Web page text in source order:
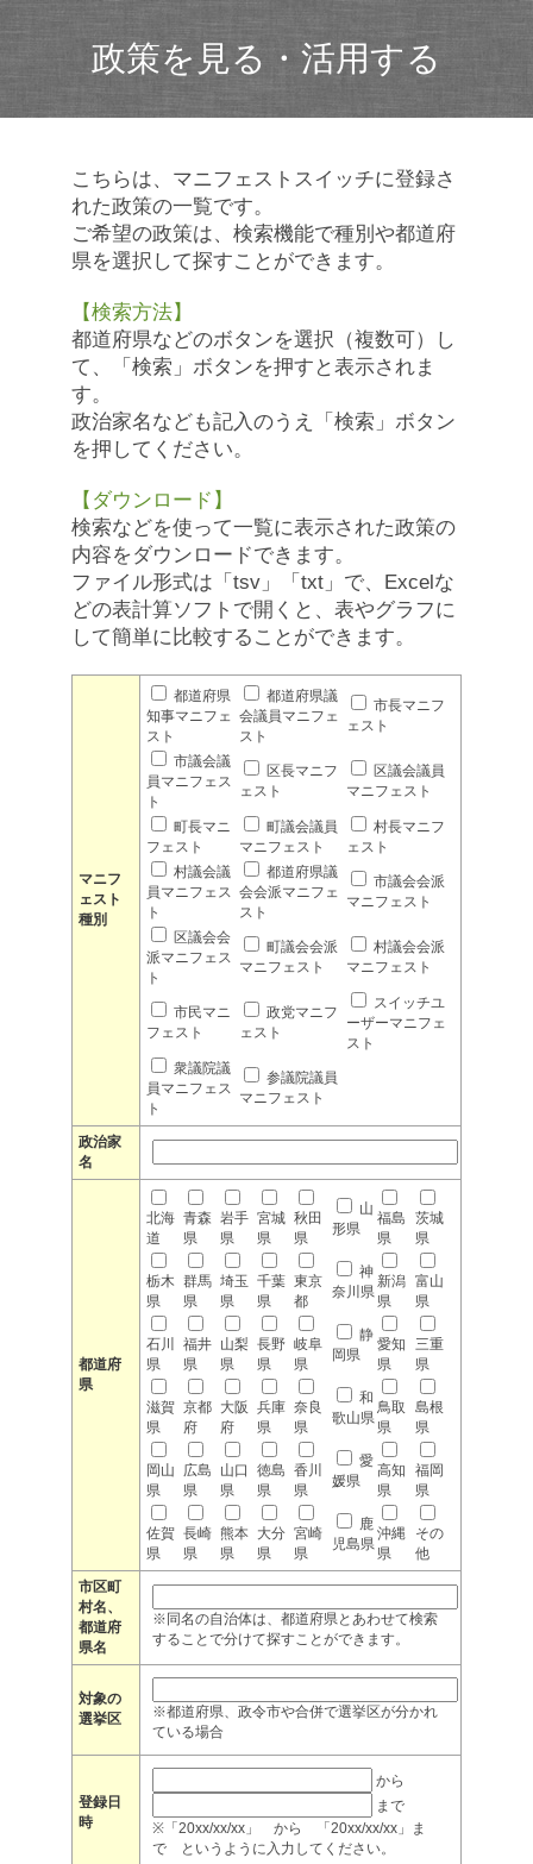
政策を見る・活用する
こちらは、マニフェストスイッチに登録さ
れた政策の一覧です。
ご希望の政策は、検索機能で種別や都道府
県を選択して探すことができます。
【検索方法】
都道府県などのボタンを選択（複数可）し
て、「検索」ボタンを押すと表示されま
す。
政治家名なども記入のうえ「検索」ボタン
を押してください。
【ダウンロード】
検索などを使って一覧に表示された政策の
内容をダウンロードできます。
ファイル形式は「tsv」「txt」で、Excelな
どの表計算ソフトで開くと、表やグラフに
して簡単に比較することができます。
マニフ
ェスト
種別
都道府県
知事マニフェ
スト
都道府県議
会議員マニフェ
スト
市長マニフ
ェスト
市議会議
員マニフェス
ト
区長マニフ
ェスト
区議会議員
マニフェスト
町長マニ
フェスト
町議会議員
マニフェスト
村長マニフ
ェスト
村議会議
員マニフェス
ト
都道府県議
会会派マニフェ
スト
市議会会派
マニフェスト
区議会会
派マニフェス
ト
町議会会派
マニフェスト
村議会会派
マニフェスト
市民マニ
フェスト
政党マニフ
ェスト
スイッチユ
ーザーマニフェ
スト
衆議院議
員マニフェス
ト
参議院議員
マニフェスト
政治家
名
都道府
県
北海
道
青森
県
岩手
県
宮城
県
秋田
県
山
形県
福島
県
茨城
県
栃木
県
群馬
県
埼玉
県
千葉
県
東京
都
神
奈川県
新潟
県
富山
県
石川
県
福井
県
山梨
県
長野
県
岐阜
県
静
岡県
愛知
県
三重
県
滋賀
県
京都
府
大阪
府
兵庫
県
奈良
県
和
歌山県
鳥取
県
島根
県
岡山
県
広島
県
山口
県
徳島
県
香川
県
愛
媛県
高知
県
福岡
県
佐賀
県
長崎
県
熊本
県
大分
県
宮崎
県
鹿
児島県
沖縄
県
その
他
市区町
村名、
都道府
県名
※同名の自治体は、都道府県とあわせて検索
することで分けて探すことができます。
対象の
選挙区
※都道府県、政令市や合併で選挙区が分かれ
ている場合
登録日
時
から
まで
※「20xx/xx/xx」 から 「20xx/xx/xx」ま
で というように入力してください。